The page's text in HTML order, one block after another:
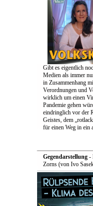
Gibt es eigentlich
Medien als immer
in Zusammenhang
Verordnungen und
wirklich um einen
Pandemie gehen
eindringlich vor der
Geistes, dem
für einen Weg in ein
Gegendarstellung-
Zorns (von Ivo